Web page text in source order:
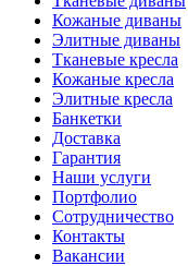
Кожаные диваны
Элитные диваны
Тканевые кресла
Кожаные кресла
Элитные кресла
Банкетки
Доставка
Гарантия
Наши услуги
Портфолио
Сотрудничество
Контакты
Вакансии